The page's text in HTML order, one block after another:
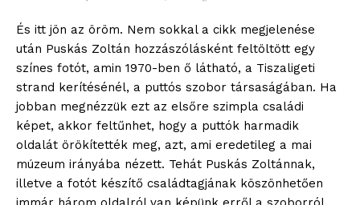
És itt jön az öröm. Nem sokkal a cikk megjelenése
után Puskás Zoltán hozzászólásként feltöltött egy
színes fotót, amin 1970-ben ő látható, a Tiszaligeti
strand kerítésénél, a puttós szobor társaságában. Ha
jobban megnézzük ezt az elsőre szimpla családi
képet, akkor feltűnhet, hogy a puttók harmadik
oldalát örökítették meg, azt, ami eredetileg a mai
múzeum irányába nézett. Tehát Puskás Zoltánnak,
illetve a fotót készítő családtagjának köszönhetően